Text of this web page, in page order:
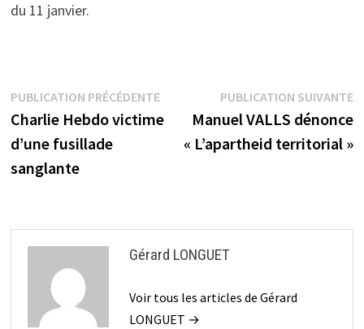
du 11 janvier.
Navigation
de
l’article
PUBLICATION PRÉCÉDENTEPublication
précédente :
Charlie Hebdo victime
d’une fusillade
sanglante
PUBLICATION SUIVANTE
Manuel VALLS dénonce
« L’apartheid territorial »
Gérard LONGUET
Voir tous les articles de Gérard
LONGUET →